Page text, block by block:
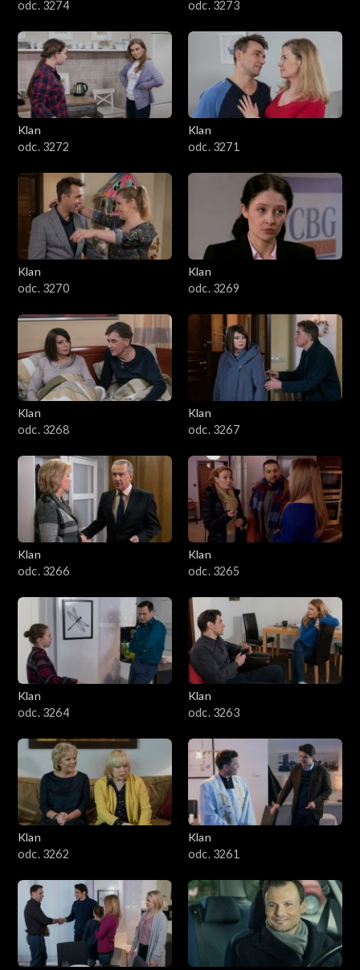
odc. 3274 odc. 3273
Klan
odc. 3272
Klan
odc. 3271
Klan
odc. 3270
Klan
odc. 3269
Klan
odc. 3268
Klan
odc. 3267
Klan
odc. 3266
Klan
odc. 3265
Klan
odc. 3264
Klan
odc. 3263
Klan
odc. 3262
Klan
odc. 3261